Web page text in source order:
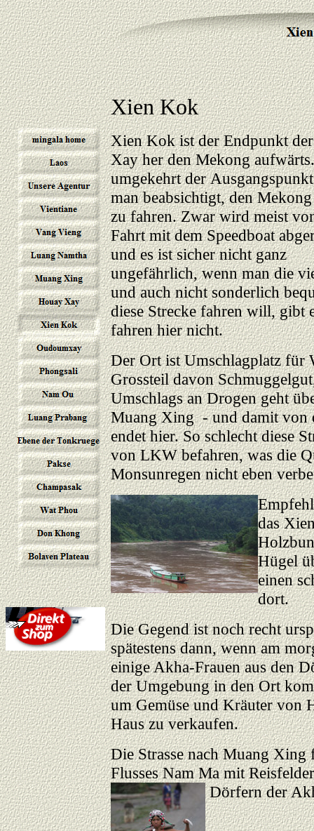
Xien Kok
Xien Kok ist der Endpunkt
Xay her den Mekong
umgekehrt der
man beabsichtigt, den
zu fahren. Zwar wird meist
Fahrt mit dem Speedboat
und es ist sicher nicht ganz
ungefährlich, wenn man die
und auch nicht sonderlich
diese Strecke fahren will, gibt
fahren hier nicht.
Der Ort ist Umschlagplatz für
Grossteil davon
Umschlags an Drogen geht
Muang Xing - und damit von
endet hier. So schlecht diese
von LKW befahren, was die
Monsunregen nicht eben
das
Hügel
einen
dort.
Die Gegend ist noch recht
spätestens dann,wenn am
einige Akha-Frauen aus den
der Umgebung in den Ort
um Gemüse und Kräuter von
Haus zu verkaufen.
Die Strasse nach Muang Xing
Flusses Nam Ma mit
Dörfern der